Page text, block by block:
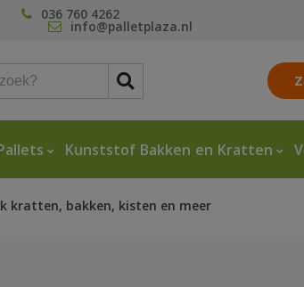
036 760 4262
info@palletplaza.nl
Kunststof Bakken en Kratten
kratten, bakken, kisten en meer